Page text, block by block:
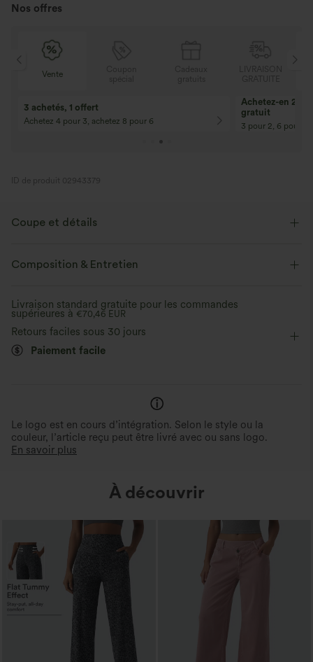
Nos offres
Vente
3 achetés, 1 offert
Achetez 4 pour 3, achetez 8 pour 6
Achetez-en 2,
gratuit
3 pour 2, 6 pour 4,
ID de produit 02943379
Coupe et détails
Taille plate Poches latérales
Coupe ample
Composition & Entretien
Livraison standard gratuite pour les commandes
supérieures à €70,46 EUR
Retours faciles sous 30 jours
Paiement facile
Le logo est en cours d’intégration. Selon le style ou la
couleur, l’article reçu peut être livré avec ou sans logo.
En savoir plus
À découvrir